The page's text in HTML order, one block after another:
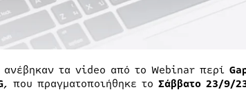
τα video από το Webinar περί
, που πραγματοποιήθηκε το Σάββατο 23/9/